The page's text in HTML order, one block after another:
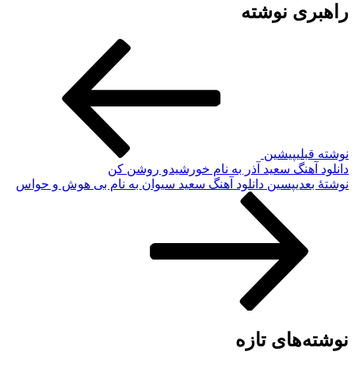
راهبری نوشته
نوشته قبلیپیشین
دانلود آهنگ سعید آذر به نام خورشیدو روشن کن
نوشته‌ٔ بعدیپسین دانلود آهنگ سعید سیوان به نام بی هوش و حواس
نوشته‌های تازه